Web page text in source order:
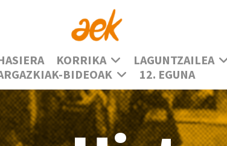
KORRIKA LAGUNTZAILEA
BIDEOAK
12. EGUNA